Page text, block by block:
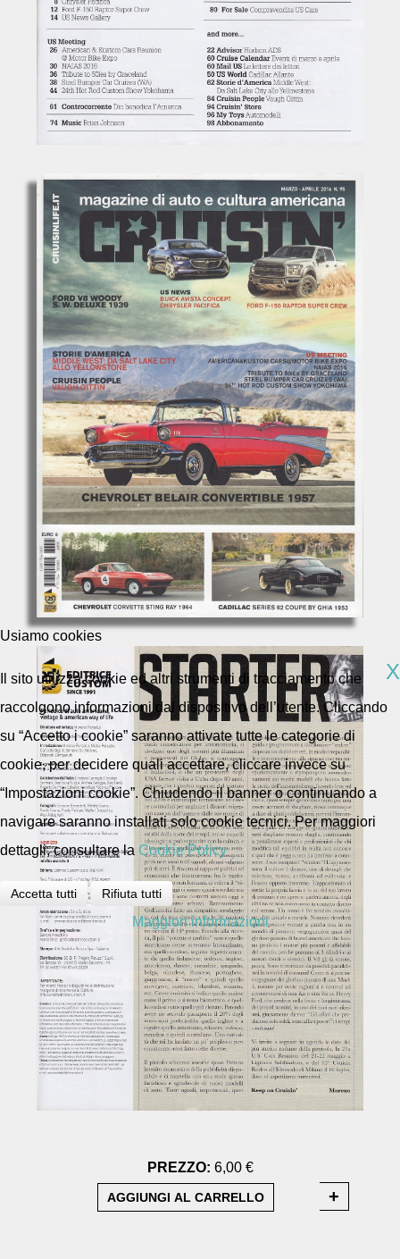
PREZZO: 6,00 €
Usiamo cookies
X
Il sito utilizza cookie ed altri strumenti di tracciamento che
raccolgono informazioni dal dispositivo dell’utente. Cliccando
su “Accetto i cookie” saranno attivate tutte le categorie di
cookie, per decidere quali accettare, cliccare invece su
“Impostazioni cookie”. Chiudendo il banner o continuando a
navigare saranno installati solo cookie tecnici. Per maggiori
dettagli, consultare la Cookie Policy
Accetta tutti Rifiuta tutti
Maggiori informazioni